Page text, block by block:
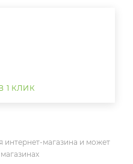
1 КЛИК
интернет-магазина и может